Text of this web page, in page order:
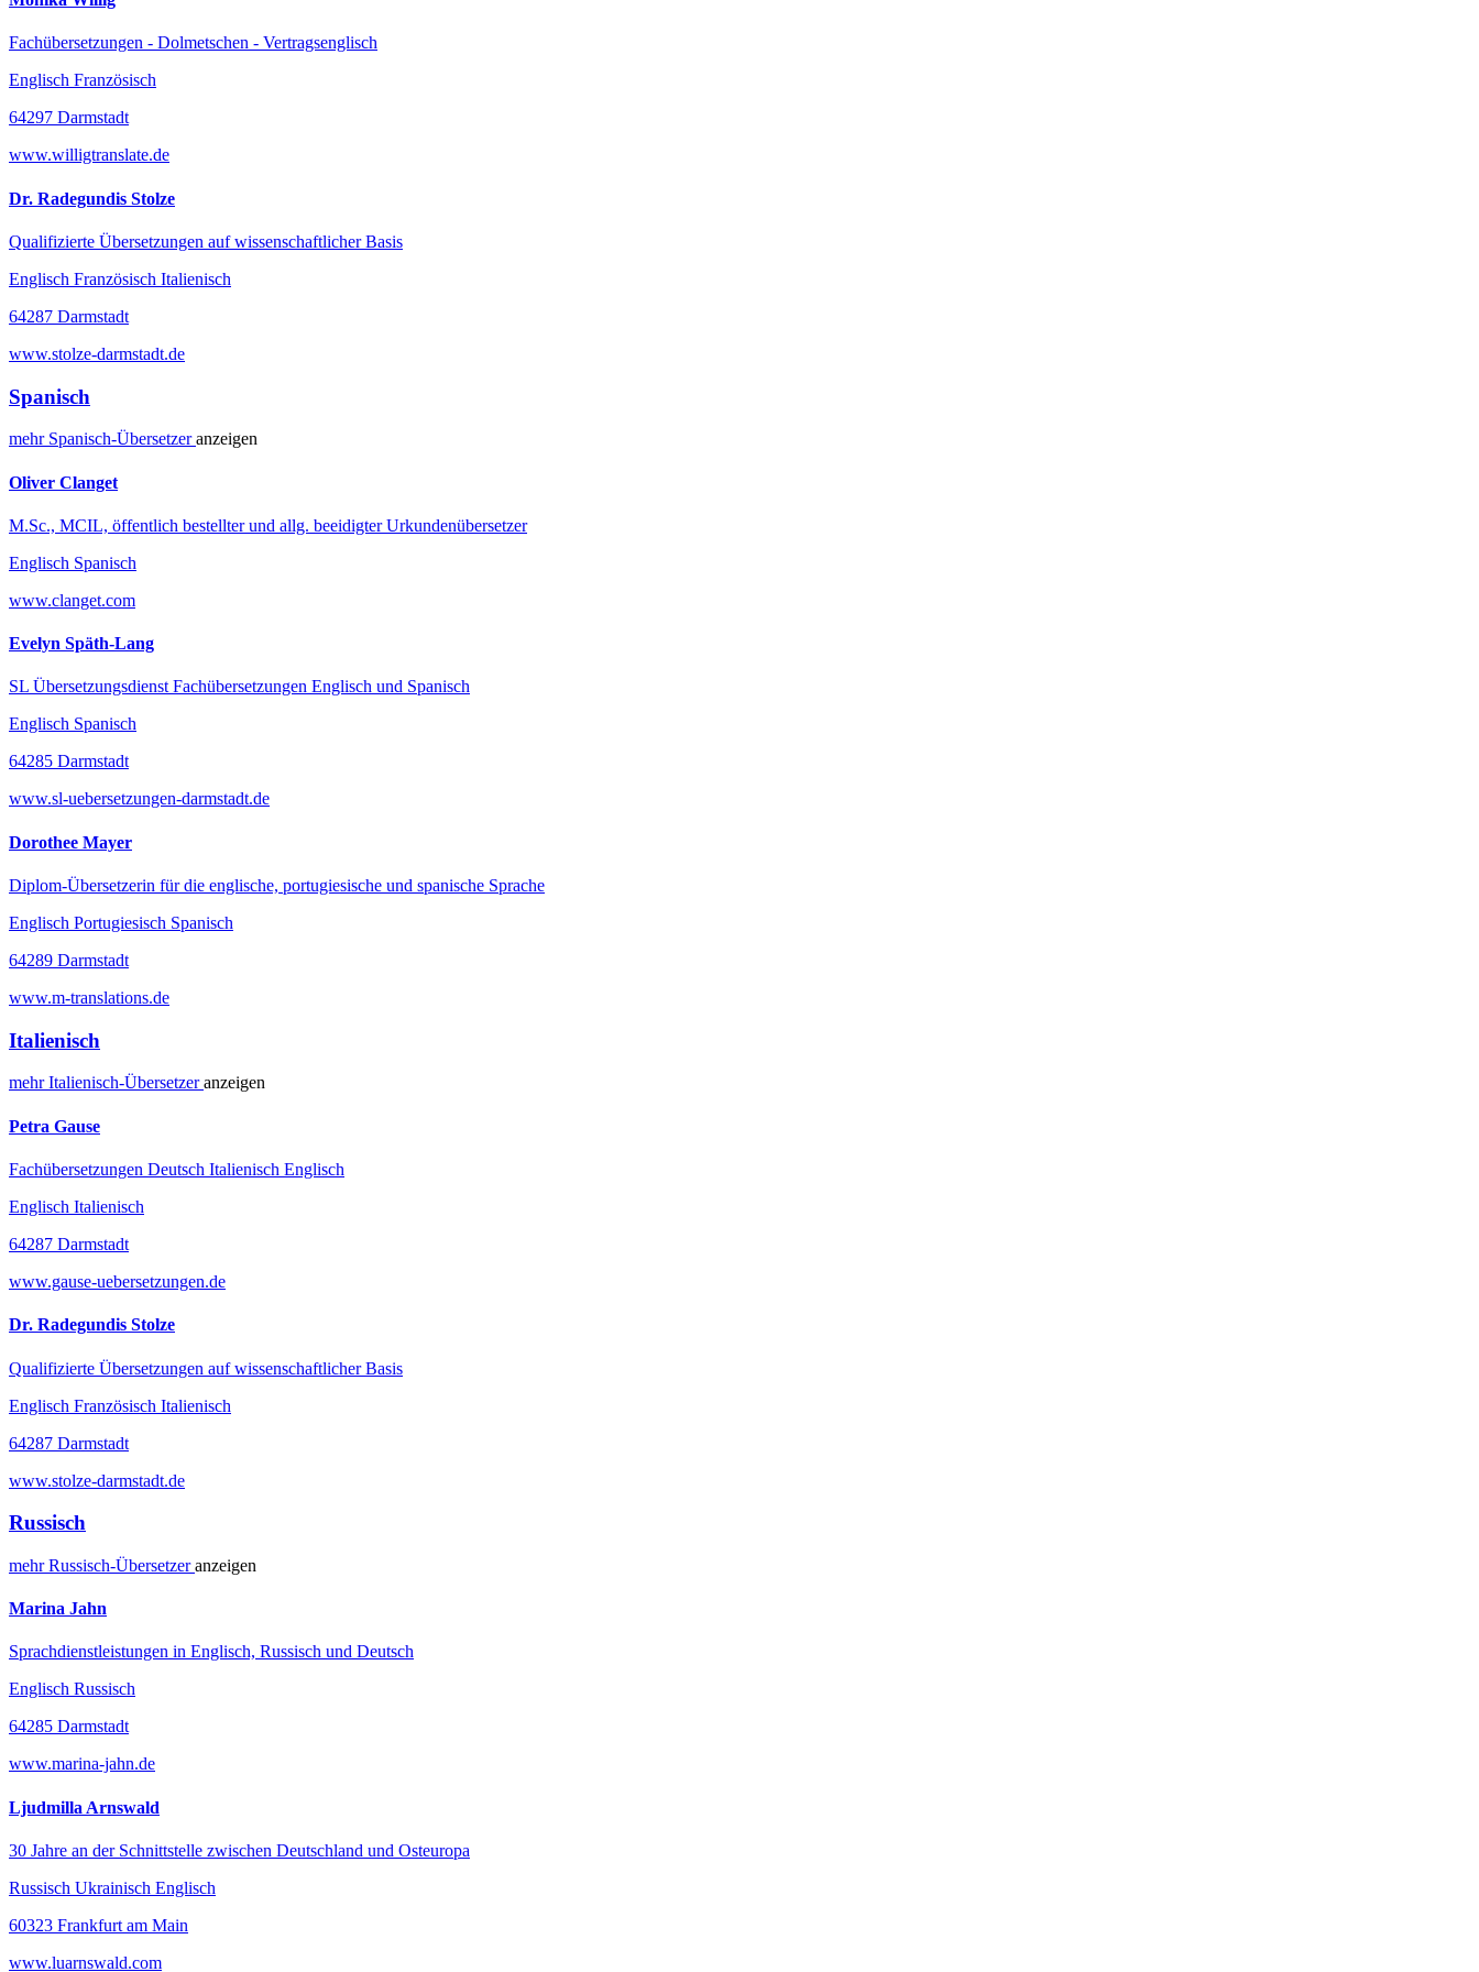
Fachübersetzungen - Dolmetschen - Vertragsenglisch
Englisch Französisch
64297 Darmstadt
www.willigtranslate.de
Dr. Radegundis Stolze
Qualifizierte Übersetzungen auf wissenschaftlicher Basis
Englisch Französisch Italienisch
64287 Darmstadt
www.stolze-darmstadt.de
Spanisch
mehr Spanisch-Übersetzeranzeigen
Oliver Clanget
M.Sc., MCIL, öffentlich bestellter und allg. beeidigter Urkundenübersetzer
Englisch Spanisch
www.clanget.com
Evelyn Späth-Lang
SL Übersetzungsdienst Fachübersetzungen Englisch und Spanisch
Englisch Spanisch
64285 Darmstadt
www.sl-uebersetzungen-darmstadt.de
Dorothee Mayer
Diplom-Übersetzerin für die englische, portugiesische und spanische Sprache
Englisch Portugiesisch Spanisch
64289 Darmstadt
www.m-translations.de
Italienisch
mehrItalienisch-Übersetzeranzeigen
Petra Gause
Fachübersetzungen Deutsch Italienisch Englisch
Englisch Italienisch
64287 Darmstadt
www.gause-uebersetzungen.de
Dr. Radegundis Stolze
Qualifizierte Übersetzungen auf wissenschaftlicher Basis
Englisch Französisch Italienisch
64287 Darmstadt
www.stolze-darmstadt.de
Russisch
mehrRussisch-Übersetzeranzeigen
Marina Jahn
Sprachdienstleistungen in Englisch, Russisch und Deutsch
Englisch Russisch
64285 Darmstadt
www.marina-jahn.de
Ljudmilla Arnswald
30 Jahre an der Schnittstelle zwischen Deutschland und Osteuropa
Russisch Ukrainisch Englisch
60323 Frankfurt am Main
www.luarnswald.com